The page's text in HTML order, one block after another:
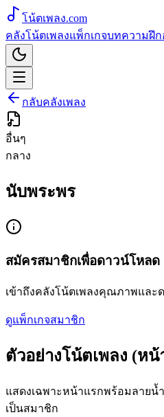
โน้ตเพลง.com
คลังโน้ตเพลงแพ็กเกจบทความฝึ
กลับคลังเพลง
อื่นๆ
กลาง
นับพระพร
สมัครสมาชิกเพื่อดาวน์โหลด
เข้าถึงคลังโน้ตเพลงคุณภาพและ
ดูแพ็กเกจสมาชิก
ตัวอย่างโน้ตเพลง (หน้
แสดงเฉพาะหน้าแรกพร้อมลายน้
เป็นสมาชิก